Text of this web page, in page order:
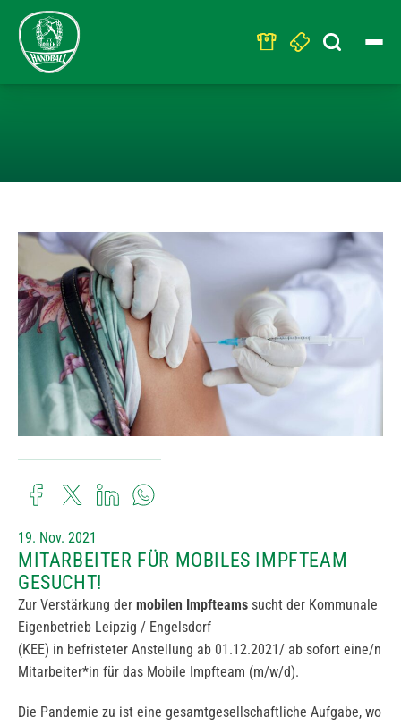
Search
for:
19. Nov. 2021
MITARBEITER FÜR MOBILES IMPFTEAM
GESUCHT!
Zur Verstärkung der mobilen Impfteams sucht der Kommunale
Eigenbetrieb Leipzig / Engelsdorf
(KEE) in befristeter Anstellung ab 01.12.2021/ ab sofort eine/n
Mitarbeiter*in für das Mobile Impfteam (m/w/d).
Die Pandemie zu ist eine gesamtgesellschaftliche Aufgabe, wo